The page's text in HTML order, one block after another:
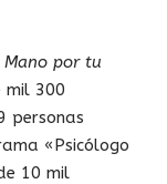
Mano por tu
mil 300
personas
«Psicólogo
10 mil